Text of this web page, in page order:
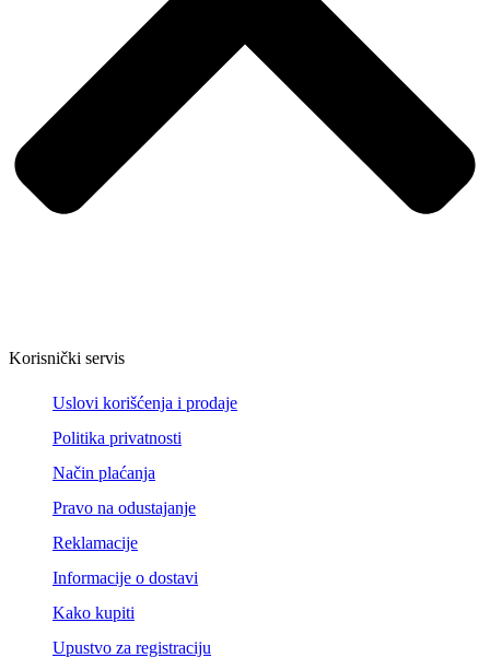
Korisnički servis
Uslovi korišćenja i prodaje
Politika privatnosti
Način plaćanja
Pravo na odustajanje
Reklamacije
Informacije o dostavi
Kako kupiti
Upustvo za registraciju